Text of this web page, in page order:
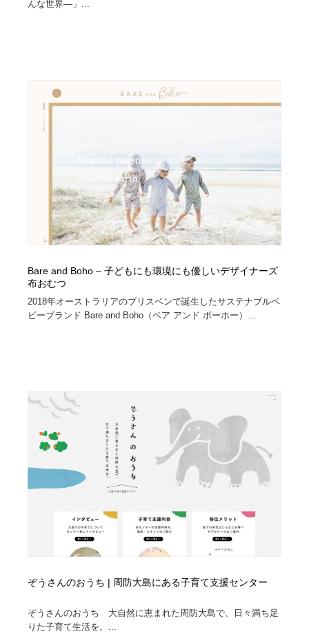
んな世界―」...
Bare and Boho – 子どもにも環境にも優しいデザイナーズ
布おむつ
2018年オーストラリアのブリスベンで誕生したサステナブルベ
ビーブランド Bare and Boho（ベア アンド ボーホー）...
ぞうさんのおうち | 周防大島にある子育て支援センター
ぞうさんのおうち 大自然に恵まれた周防大島で、日々満ち足
りた子育て生活を。...